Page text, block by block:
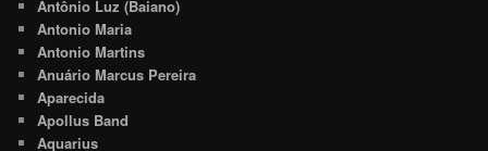
Antônio Luz (Baiano)
Antonio Maria
Antonio Martins
Anuário Marcus Pereira
Aparecida
Apollus Band
Aquarius